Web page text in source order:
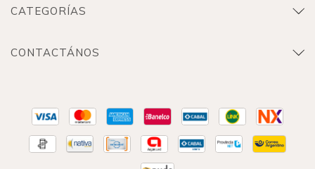
CATEGORÍAS
CONTACTÁNOS